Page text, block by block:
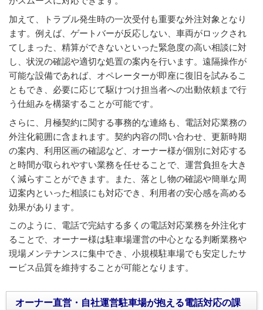
加えて、トラブル発生時の一次受付も重要な外注対象となり
ます。例えば、ゲートバーが反応しない、車両がロックされ
てしまった、精算ができないといった緊急度の高い相談に対
し、状況の確認や適切な処置の案内を行います。遠隔操作が
可能な設備であれば、オペレーターが即座に復旧を試みるこ
ともでき、必要に応じて駆けつけ担当者への出動依頼まで行
う仕組みを構築することが可能です。
さらに、月極契約に関する事務的な連絡も、電話対応業務の
外注化範囲に含まれます。契約内容の問い合わせ、更新時期
の案内、利用区画の確認など、オーナー様が個別に対応する
と時間が取られやすい業務を任せることで、運営負担を大き
く減らすことができます。また、落とし物の確認や簡単な周
辺案内といった相談にも対応でき、利用者の安心感を高める
効果があります。
このように、電話で完結する多くの電話対応業務を外注化す
ることで、オーナー様は駐車場運営の中心となる判断業務や
現場メンテナンスに集中でき、小規模駐車場でも安定したサ
ービス品質を維持することが可能となります。
オーナー直営・自社運営駐車場が抱える電話対応の課